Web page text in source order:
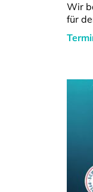
Wir
für